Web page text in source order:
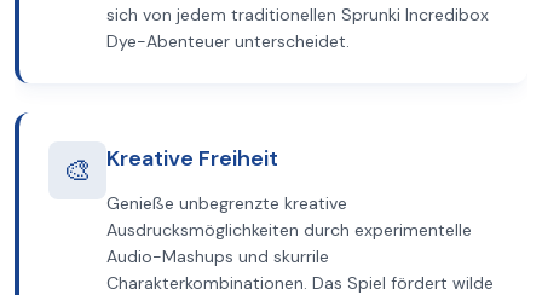
sich von jedem traditionellen Sprunki Incredibox
Dye-Abenteuer unterscheidet.
🎨 Kreative Freiheit
Genieße unbegrenzte kreative
Ausdrucksmöglichkeiten durch experimentelle
Audio-Mashups und skurrile
Charakterkombinationen. Das Spiel fördert wilde